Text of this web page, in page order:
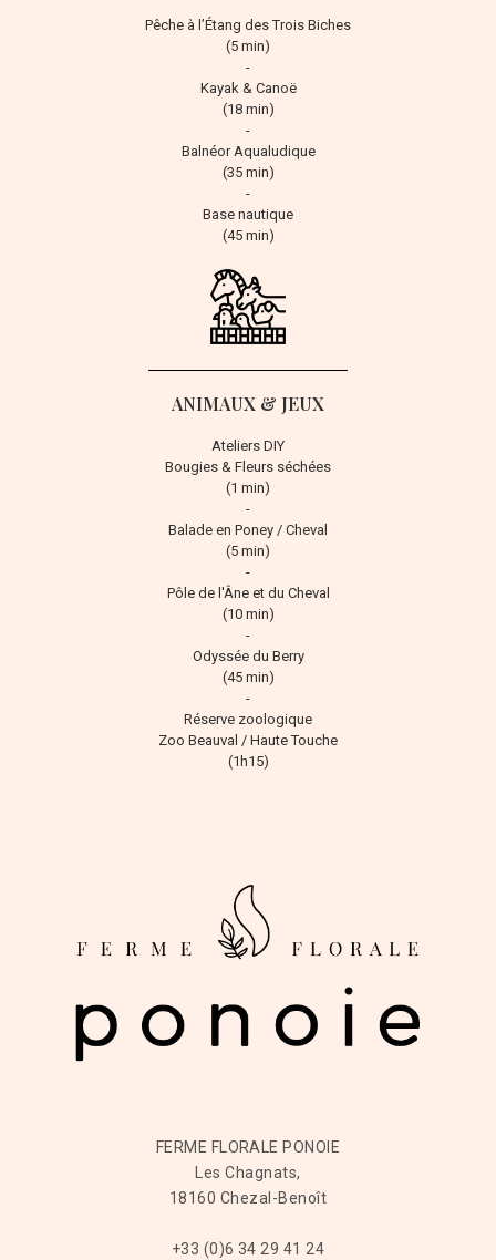
Pêche à l’Étang des Trois Biches
(5 min)
-
Kayak & Canoë
(18 min)
-
Balnéor Aqualudique
(35 min)
-
Base nautique
(45 min)
ANIMAUX & JEUX
Ateliers DIY
Bougies & Fleurs séchées
(1 min)
-
Balade en Poney / Cheval
(5 min)
-
Pôle de l'Âne et du Cheval
(10 min)
-
Odyssée du Berry
(45 min)
-
Réserve zoologique
Zoo Beauval / Haute Touche
(1h15)
FERME FLORALE PONOIE
Les Chagnats,
18160 Chezal-Benoît
+33 (0)6 34 29 41 24